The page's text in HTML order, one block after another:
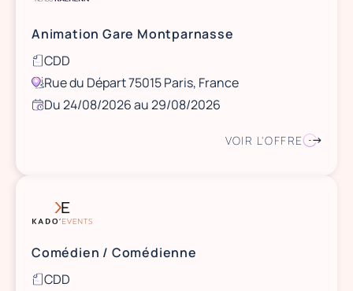
Animation Gare Montparnasse
CDD
Rue du Départ 75015 Paris, France
Du 24/08/2026 au 29/08/2026
VOIR L'OFFRE
Comédien / Comédienne
CDD